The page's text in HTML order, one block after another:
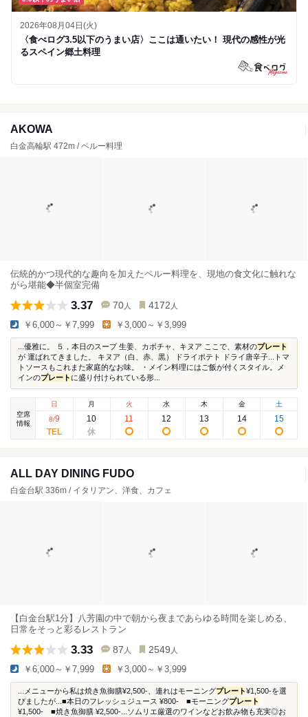
2026年08月04日(火)
〈食べログ3.5以下のうまい店〉ここは通いたい！ 現代の感性が光
るスペイン郷土料理
AKOWA
白金高輪駅 472m / ペルー料理
伝統的かつ現代的な趣向を加えたペルー料理を、現地の食文化に触れな
がら堪能◆半個室完備
3.37 70 人 4172 人
￥6,000～￥7,999 ￥3,000～￥3,999
...優雅に。 ５，本日のスープ 生姜、カボチャ、キヌア ここで、素材のプレート
が 運ばれてきました。 キヌア（白、赤、黒） ドライポテト ドライ唐辛子...トマ
トソースもこれまた家庭的なお味。 ・メイン料理にはご飯が付くスタイル。メ
インのプレート に盛り付けられている形...
空席
情報
日
8/9
月
10
火
11
水
12
木
13
金
14
土
15
ALL DAY DINING FUDO
白金台駅 336m / イタリアン、洋食、カフェ
【白金台駅1分】八芳園の中で朝から夜まであらゆる時間を楽しめる、
日常をそっと彩るレストラン
3.33 87 人 2549 人
￥6,000～￥7,999 ￥3,000～￥3,999
...メニューから私は焼き魚御膳¥2,500-、連れはモーニングプレート¥1,500-を選
びましたが...■本日のフレッシュジュース ¥800- ■モーニングプレート
¥1,500- ■焼き魚御膳 ¥2,500-...ソムリエ厳選のワインなどお飲み物も充実◎お